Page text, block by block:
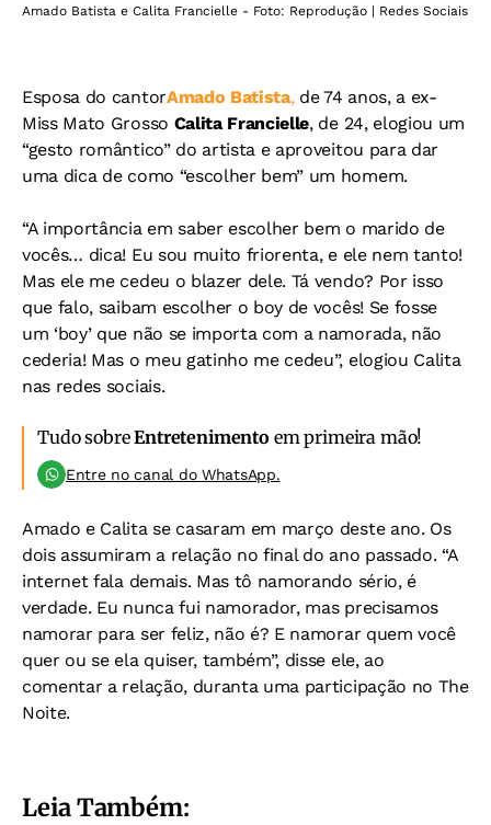
Amado Batista e Calita Francielle - Foto: Reprodução | Redes Sociais
Esposa do cantorAmado Batista,de 74 anos, a ex-
Miss Mato Grosso Calita Francielle, de 24, elogiou um
“gesto romântico” do artista e aproveitou para dar
uma dica de como “escolher bem” um homem.
“A importância em saber escolher bem o marido de
vocês… dica! Eu sou muito friorenta, e ele nem tanto!
Mas ele me cedeu o blazer dele. Tá vendo? Por isso
que falo, saibam escolher o boy de vocês! Se fosse
um ‘boy’ que não se importa com a namorada, não
cederia! Mas o meu gatinho me cedeu”, elogiou Calita
nas redes sociais.
Tudo sobreEntretenimento em primeira mão!
Entre no canal do WhatsApp.
Amado e Calita se casaram em março deste ano. Os
dois assumiram a relação no final do ano passado. “A
internet fala demais. Mas tô namorando sério, é
verdade. Eu nunca fui namorador, mas precisamos
namorar para ser feliz, não é? E namorar quem você
quer ou se ela quiser, também”, disse ele, ao
comentar a relação, duranta uma participação no The
Noite.
Leia Também: